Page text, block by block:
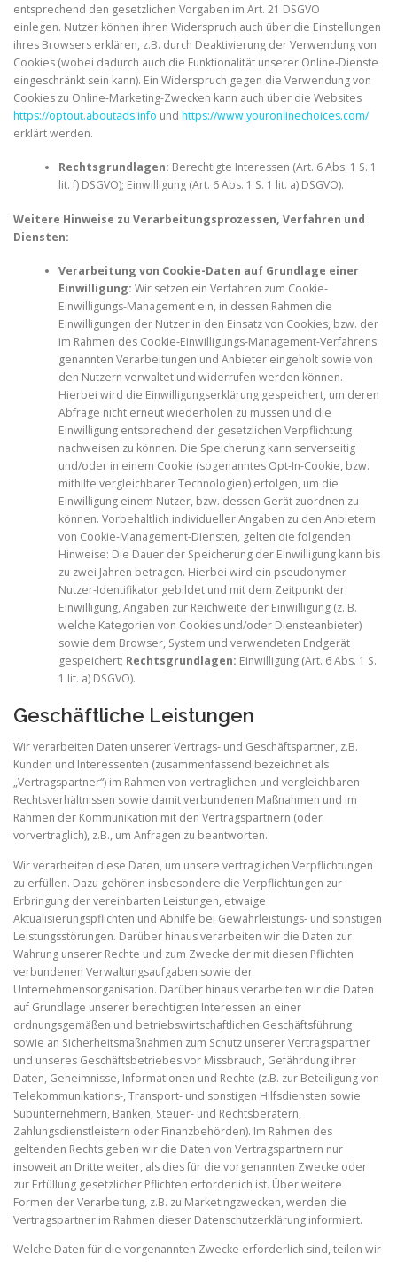
entsprechend den gesetzlichen Vorgaben im Art. 21 DSGVO
einlegen. Nutzer können ihren Widerspruch auch über die Einstellungen
ihres Browsers erklären, z.B. durch Deaktivierung der Verwendung von
Cookies (wobei dadurch auch die Funktionalität unserer Online-Dienste
eingeschränkt sein kann). Ein Widerspruch gegen die Verwendung von
Cookies zu Online-Marketing-Zwecken kann auch über die Websites
https://optout.aboutads.info und https://www.youronlinechoices.com/
erklärt werden.
Rechtsgrundlagen: Berechtigte Interessen (Art. 6 Abs. 1 S. 1
lit. f) DSGVO); Einwilligung (Art. 6 Abs. 1 S. 1 lit. a) DSGVO).
Weitere Hinweise zu Verarbeitungsprozessen, Verfahren und
Diensten:
Verarbeitung von Cookie-Daten auf Grundlage einer
Einwilligung: Wir setzen ein Verfahren zum Cookie-
Einwilligungs-Management ein, in dessen Rahmen die
Einwilligungen der Nutzer in den Einsatz von Cookies, bzw. der
im Rahmen des Cookie-Einwilligungs-Management-Verfahrens
genannten Verarbeitungen und Anbieter eingeholt sowie von
den Nutzern verwaltet und widerrufen werden können.
Hierbei wird die Einwilligungserklärung gespeichert, um deren
Abfrage nicht erneut wiederholen zu müssen und die
Einwilligung entsprechend der gesetzlichen Verpflichtung
nachweisen zu können. Die Speicherung kann serverseitig
und/oder in einem Cookie (sogenanntes Opt-In-Cookie, bzw.
mithilfe vergleichbarer Technologien) erfolgen, um die
Einwilligung einem Nutzer, bzw. dessen Gerät zuordnen zu
können. Vorbehaltlich individueller Angaben zu den Anbietern
von Cookie-Management-Diensten, gelten die folgenden
Hinweise: Die Dauer der Speicherung der Einwilligung kann bis
zu zwei Jahren betragen. Hierbei wird ein pseudonymer
Nutzer-Identifikator gebildet und mit dem Zeitpunkt der
Einwilligung, Angaben zur Reichweite der Einwilligung (z. B.
welche Kategorien von Cookies und/oder Diensteanbieter)
sowie dem Browser, System und verwendeten Endgerät
gespeichert; Rechtsgrundlagen: Einwilligung (Art. 6 Abs. 1 S.
1 lit. a) DSGVO).
Geschäftliche Leistungen
Wir verarbeiten Daten unserer Vertrags- und Geschäftspartner, z.B.
Kunden und Interessenten (zusammenfassend bezeichnet als
„Vertragspartner“) im Rahmen von vertraglichen und vergleichbaren
Rechtsverhältnissen sowie damit verbundenen Maßnahmen und im
Rahmen der Kommunikation mit den Vertragspartnern (oder
vorvertraglich), z.B., um Anfragen zu beantworten.
Wir verarbeiten diese Daten, um unsere vertraglichen Verpflichtungen
zu erfüllen. Dazu gehören insbesondere die Verpflichtungen zur
Erbringung der vereinbarten Leistungen, etwaige
Aktualisierungspflichten und Abhilfe bei Gewährleistungs- und sonstigen
Leistungsstörungen. Darüber hinaus verarbeiten wir die Daten zur
Wahrung unserer Rechte und zum Zwecke der mit diesen Pflichten
verbundenen Verwaltungsaufgaben sowie der
Unternehmensorganisation. Darüber hinaus verarbeiten wir die Daten
auf Grundlage unserer berechtigten Interessen an einer
ordnungsgemäßen und betriebswirtschaftlichen Geschäftsführung
sowie an Sicherheitsmaßnahmen zum Schutz unserer Vertragspartner
und unseres Geschäftsbetriebes vor Missbrauch, Gefährdung ihrer
Daten, Geheimnisse, Informationen und Rechte (z.B. zur Beteiligung von
Telekommunikations-, Transport- und sonstigen Hilfsdiensten sowie
Subunternehmern, Banken, Steuer- und Rechtsberatern,
Zahlungsdienstleistern oder Finanzbehörden). Im Rahmen des
geltenden Rechts geben wir die Daten von Vertragspartnern nur
insoweit an Dritte weiter, als dies für die vorgenannten Zwecke oder
zur Erfüllung gesetzlicher Pflichten erforderlich ist. Über weitere
Formen der Verarbeitung, z.B. zu Marketingzwecken, werden die
Vertragspartner im Rahmen dieser Datenschutzerklärung informiert.
Welche Daten für die vorgenannten Zwecke erforderlich sind, teilen wir